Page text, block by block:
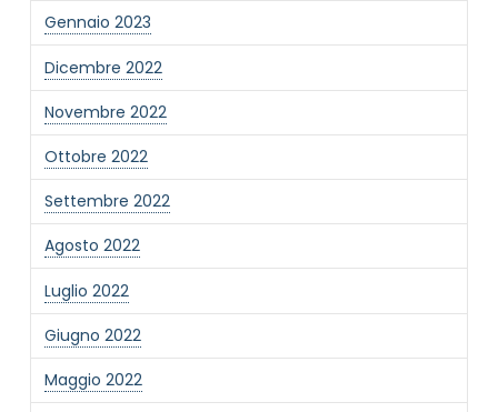
Gennaio 2023
Dicembre 2022
Novembre 2022
Ottobre 2022
Settembre 2022
Agosto 2022
Luglio 2022
Giugno 2022
Maggio 2022